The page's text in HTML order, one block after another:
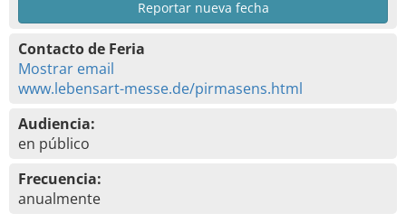
Reportar nueva fecha
Contacto de Feria
Mostrar email
www.lebensart-messe.de/pirmasens.html
Audiencia:
en público
Frecuencia:
anualmente